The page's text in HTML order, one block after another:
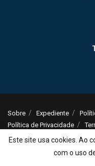
Sobre Expediente
Política de Privacidade
© 2025Jornal da Tarde-
contato@jornaldatarde.com
Este site usa cookies. Ao
com o uso